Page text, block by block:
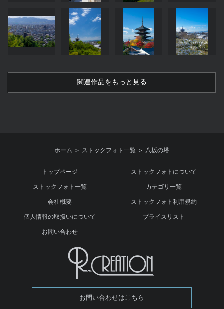
関連作品をもっと見る
ホーム > ストックフォト一覧 > 八坂の塔
トップページ ストックフォトについて
ストックフォト一覧 カテゴリ一覧
会社概要 ストックフォト利用規約
個人情報の取扱いについて プライスリスト
お問い合わせ
お問い合わせはこちら